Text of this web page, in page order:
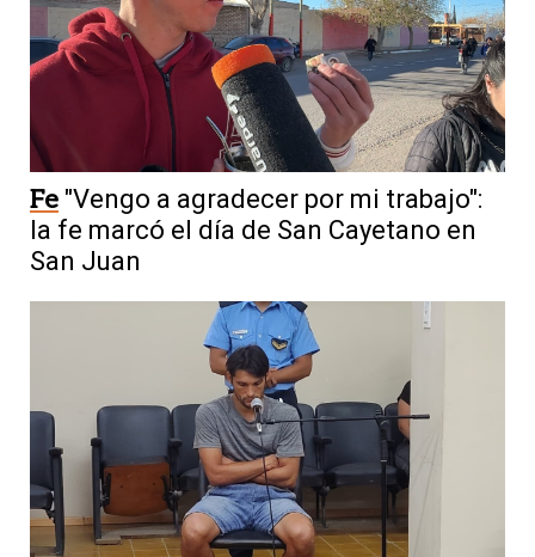
Fe "Vengo a agradecer por mi trabajo":
la fe marcó el día de San Cayetano en
San Juan